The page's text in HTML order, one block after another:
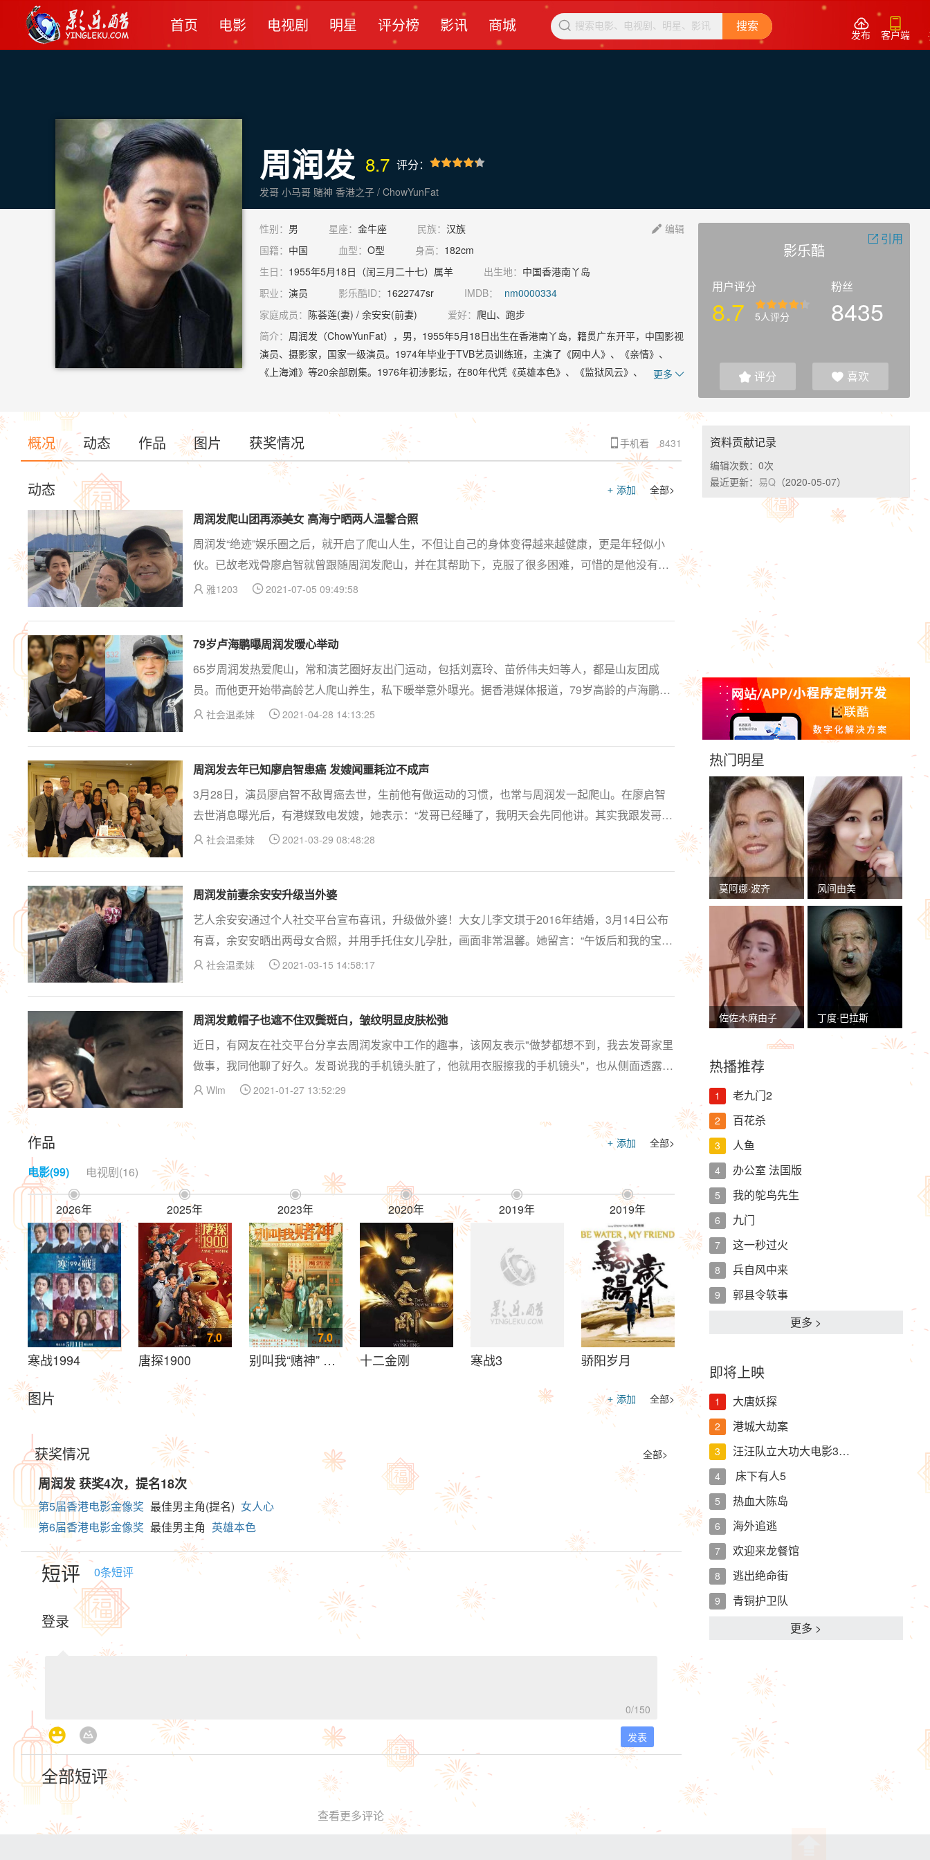
首页 电影 电视剧 明星 评分榜 影讯 商城  搜索 
发布

客户端
周润发 8.7 评分：
发哥 小马哥 赌神 香港之子 / ChowYunFat
性别： 男 星座： 金牛座 民族： 汉族  编辑
国籍： 中国 血型： O型 身高： 182cm
生日： 1955年5月18日（闰三月二十七）属羊 出生地： 中国香港南丫岛
职业： 演员 影乐酷ID： 1622747sr IMDB：
nm0000334
家庭成员： 陈荟莲(妻) / 余安安(前妻) 爱好： 爬山、跑步
简介： 周润发（ChowYunFat），男，1955年5月18日出生在香港南丫岛，籍贯广东开平，中国影视
演员、摄影家，国家一级演员。1974年毕业于TVB艺员训练班，主演了《网中人》、《亲情》、
《上海滩》等20余部剧集。1976年初涉影坛，在80年代凭《英雄本色》、《监狱风云》、《赌神》
奥斯卡颁奖嘉宾。1999年在洛杉矶中国城“中央广场”留下手印，2000年获法国多维尔亚洲电影节特
别成就奖，2004年凭《喋血双雄》等影片中塑造的枪手形象成为全美最多人收藏其DVD的男演员前
三名。2005年被香港网民评为“经典电视剧小生”第一名；2007年获美国AZN电视台“亚洲卓越奖颁奖
礼”终身成就奖。此外，周润发还热衷于公益事业，2000年被美国《时代》周刊选为七位“地球名人
英雄”之一，2003年获颁特区政府银紫荆星章，同年其奋斗历程被写入香港启思出版社出版的中学一
年级语文课本，成为首位被列入中学教科书的演艺界人士。
更多 
影乐酷
 引用
用户评分
8.7 5人评分
粉丝
8435
 评分  喜欢
8431
手机看
概况 动态 作品 图片 获奖情况
全部>
+ 添加
动态
周润发爬山团再添美女 高海宁晒两人温馨合照
周润发“绝迹”娱乐圈之后，就开启了爬山人生，不但让自己的身体变得越来越健康，更是年轻似小
伙。已故老戏骨廖启智就曾跟随周润发爬山，并在其帮助下，克服了很多困难，可惜的是他没有能
战胜癌症。据不完全统计，周润发光靠爬山这一项运动就帮助不下三位圈内艺人改变生活习惯，
 雅1203  2021-07-05 09:49:58
79岁卢海鹏曝周润发暖心举动
65岁周润发热爱爬山，常和演艺圈好友出门运动，包括刘嘉玲、苗侨伟夫妇等人，都是山友团成
员。而他更开始带高龄艺人爬山养生，私下暖举意外曝光。据香港媒体报道，79岁高龄的卢海鹏过
去活跃综艺、戏剧圈、影坛，3年前身体有血管塞了九成，因此接受心脏手术装支架。而他现在
 社会温柔妹  2021-04-28 14:13:25
周润发去年已知廖启智患癌 发嫂闻噩耗泣不成声
3月28日，演员廖启智不敌胃癌去世，生前他有做运动的习惯，也常与周润发一起爬山。在廖启智
去世消息曝光后，有港媒致电发嫂，她表示：“发哥已经睡了，我明天会先同他讲。其实我跟发哥去
年已经知道，有叫他加油，我们以为他可以打赢这场仗，想不到这样突然⋯⋯真是好难过，原本…
 社会温柔妹  2021-03-29 08:48:28
周润发前妻余安安升级当外婆
艺人余安安通过个人社交平台宣布喜讯，升级做外婆！大女儿李文琪于2016年结婚，3月14日公布
有喜，余安安晒出两母女合照，并用手托住女儿孕肚，画面非常温馨。她留言：“午饭后和我的宝贝
一起散步！”好多网友包括名模陈绎岚亦有留言恭喜，更有网友指保养得宜称余安安将会成…
 社会温柔妹  2021-03-15 14:58:17
周润发戴帽子也遮不住双鬓斑白，皱纹明显皮肤松弛
近日，有网友在社交平台分享去周润发家中工作的趣事，该网友表示"做梦都想不到，我去发哥家里
做事，我同他聊了好久。发哥说我的手机镜头脏了，他就用衣服擦我的手机镜头"，也从侧面透露出
了周润发是真的亲切。该网友还晒出了与周润发的合照，在照片中的周润发穿着简单单薄的黑色…
 Wlm  2021-01-27 13:52:29
全部>
+ 添加
作品
电影(99) 电视剧(16)

2026年
寒战1994

2025年
7.0
唐探1900

2023年
7.0
别叫我“赌神” 別叫我賭神

2020年
十二金刚

2019年
寒战3

2019年
骄阳岁月
全部>
+ 添加
图片
全部>
获奖情况
周润发获奖4次，提名18次
第5届香港电影金像奖 最佳男主角(提名) 女人心
第6届香港电影金像奖 最佳男主角 英雄本色
短评 0条短评
登录
0/150
发表
全部短评
查看更多评论
资料贡献记录
编辑次数： 0次
最近更新： 易Q（2020-05-07）
热门明星
莫阿娜·波齐 风间由美
佐佐木麻由子 丁度·巴拉斯
热播推荐
1 老九门2
2 百花杀
3 人鱼
4 办公室 法国版
5 我的鸵鸟先生
6 九门
7 这一秒过火
8 兵自风中来
9
郭县令轶事
更多 >
即将上映
1 大唐妖探
2 港城大劫案
3 汪汪队立大功大电影3…
4 床下有人5
5 热血大陈岛
6 海外追逃
7 欢迎来龙餐馆
8 逃出绝命街
9
青铜护卫队
更多 >